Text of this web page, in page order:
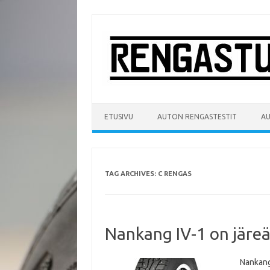
content
ETUSIVU AUTON RENGASTESTIT
TAG ARCHIVES: C RENGAS
Nankang IV-1 on